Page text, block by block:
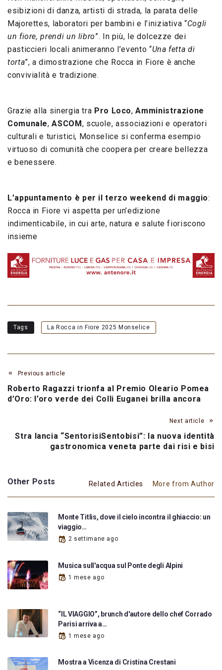
esibizioni di danza, artisti di strada, la parata delle
Majorettes, laboratori per bambini e l’iniziativa “Cogli
un fiore, prendi un libro”. In più, le dolcezze dei
pasticcieri locali animeranno l’evento “Una fetta di
torta”, a dimostrazione che Rocca in Fiore è anche
convivialità e tradizione.
Grazie alla sinergia tra Pro Loco,Amministrazione
Comunale,ASCOM , scuole, associazioni e operatori
culturali e turistici, Monselice si conferma esempio
virtuoso di comunità che coopera per creare bellezza
e benessere.
L’appuntamento è per il terzo weekend di maggio:
Rocca in Fiore vi aspetta per un’edizione
indimenticabile, in cui arte, natura e salute fioriscono
insieme
Tags La Rocca in Fiore 2025 Monselice
Previous article
Roberto Ragazzi trionfa al Premio Oleario Pomea
d’Oro: l’oro verde dei Colli Euganei brilla ancora
Next article
Stra lancia “SentorisiSentobisi”: la nuova identità
gastronomica veneta parte dai risi e bisi
Other Posts Related Articles More from Author
Monte Titlis, dove il cielo incontra il ghiaccio: un
viaggio…
2 settimane ago
Musica sull'acqua sul Ponte degli Alpini
1 mese ago
“IL VIAGGIO”, brunch d'autore dello chef Corrado
Parisi arriva a…
1 mese ago
Mostra a Vicenza di Cristina Crestani